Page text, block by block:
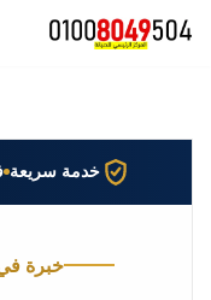
خدمة سريعة
خبرة في